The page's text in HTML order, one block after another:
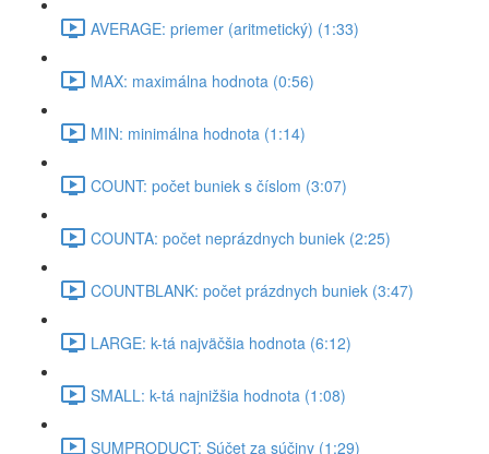
AVERAGE: priemer (aritmetický) (1:33)
MAX: maximálna hodnota (0:56)
MIN: minimálna hodnota (1:14)
COUNT: počet buniek s číslom (3:07)
COUNTA: počet neprázdnych buniek (2:25)
COUNTBLANK: počet prázdnych buniek (3:47)
LARGE: k-tá najväčšia hodnota (6:12)
SMALL: k-tá najnižšia hodnota (1:08)
SUMPRODUCT: Súčet za súčiny (1:29)